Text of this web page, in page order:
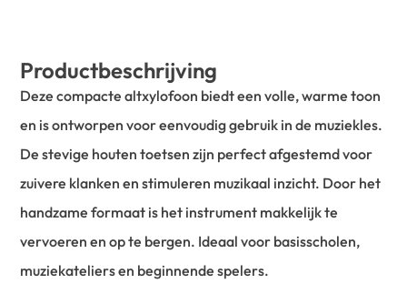
Productbeschrijving
Deze compacte altxylofoon biedt een volle, warme toon
en is ontworpen voor eenvoudig gebruik in de muziekles.
De stevige houten toetsen zijn perfect afgestemd voor
zuivere klanken en stimuleren muzikaal inzicht. Door het
handzame formaat is het instrument makkelijk te
vervoeren en op te bergen. Ideaal voor basisscholen,
muziekateliers en beginnende spelers.